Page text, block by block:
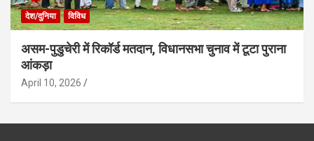
देश/दुनिया विविध
असम-पुडुचेरी में रिकॉर्ड मतदान, विधानसभा चुनाव में टूटा पुराना
आंकड़ा
April 10, 2026